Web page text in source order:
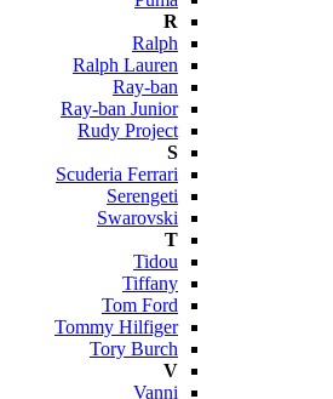
R
Ralph
Ralph Lauren
Ray-ban
Ray-ban Junior
Rudy Project
S
Scuderia Ferrari
Serengeti
Swarovski
T
Tidou
Tiffany
Tom Ford
Tommy Hilfiger
Tory Burch
V
Vanni